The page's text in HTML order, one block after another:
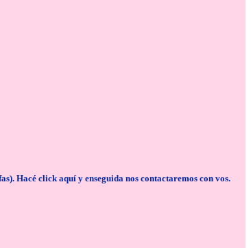
Hacé click aquí y enseguida nos contactaremos con vos.